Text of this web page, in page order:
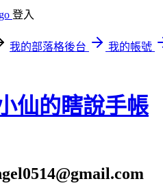
登入
我的部落格後台
我的帳號
仙的瞎說手帳